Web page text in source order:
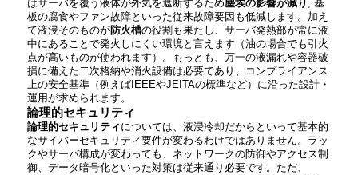
はサーバを覆う液体が外気を遮断するため塵埃の影響が減り , 基
板の腐食やファン故障といった従来故障要因も低減します。加え
て液浸そのものが防火槽の役割も果たし、サーバ発熱部が常に液
中にあることで発火しにくい環境と言えます（油の場合でも引火
点が高いものが使われます）。もっとも、万一の液漏れや容器破
損に備えた二次格納や消火設備は必要であり、コンプライアンス
上の安全基準（例えばIEEEやJEITAの標準など）に沿った設計・
運用が求められます。
論理的セキュリティ
論理的セキュリティ については、液浸冷却だからといって基本的
なサイバーセキュリティ要件が変わるわけではありません。ラッ
クやサーバ構成が変わっても、ネットワークの防御やアクセス制
御、データ暗号化といった対策は従来通り必要です。ただ、